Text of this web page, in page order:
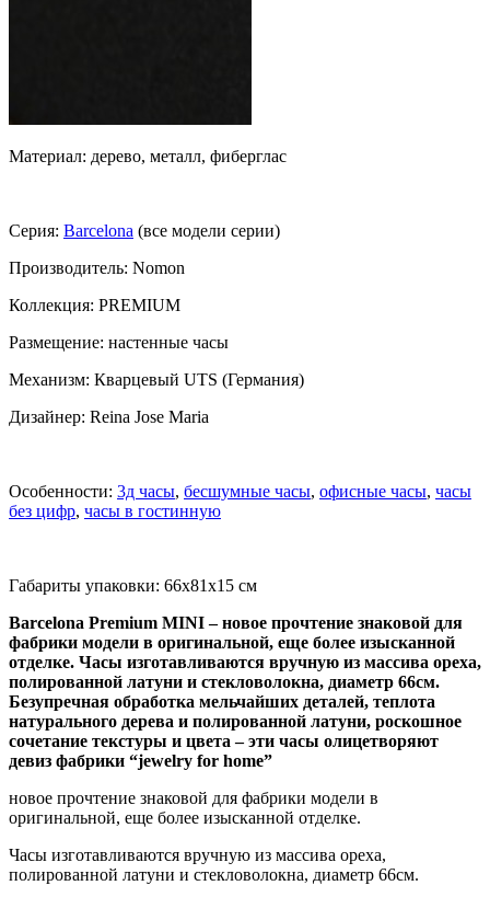
Материал: дерево, металл, фиберглас
Серия: Barcelona (все модели серии)
Производитель: Nomon
Коллекция: PREMIUM
Размещение: настенные часы
Механизм: Кварцевый UTS (Германия)
Дизайнер: Reina Jose Maria
Особенности: 3д часы, бесшумные часы, офисные часы, часы
без цифр, часы в гостинную
Габариты упаковки: 66x81x15 см
Barcelona Premium MINI – новое прочтение знаковой для
фабрики модели в оригинальной, еще более изысканной
отделке. Часы изготавливаются вручную из массива ореха,
полированной латуни и стекловолокна, диаметр 66см.
Безупречная обработка мельчайших деталей, теплота
натурального дерева и полированной латуни, роскошное
сочетание текстуры и цвета – эти часы олицетворяют
девиз фабрики “jewelry for home”
новое прочтение знаковой для фабрики модели в
оригинальной, еще более изысканной отделке.
Часы изготавливаются вручную из массива ореха,
полированной латуни и стекловолокна, диаметр 66см.